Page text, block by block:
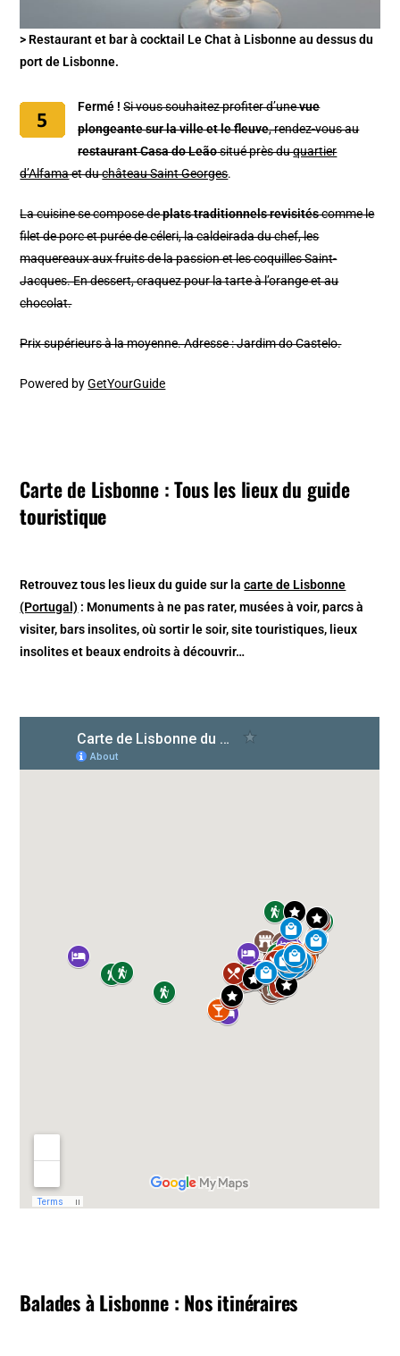
> Restaurant et bar à cocktail Le Chat à Lisbonne au dessus du
port de Lisbonne.
Fermé ! Si vous souhaitez profiter d’unevue
plongeante sur la ville et le fleuve, rendez-vous au
restaurant Casa do Leãositué près duquartier
d’Alfamaet duchâteau Saint Georges.
La cuisine se compose deplats traditionnels revisitéscomme le
filet de porc et purée de céleri, la caldeirada du chef, les
maquereaux aux fruits de la passion et les coquilles Saint-
Jacques. En dessert, craquez pour la tarte à l’orange et au
chocolat.
Prix supérieurs à la moyenne. Adresse : Jardim do Castelo.
Powered byGetYourGuide
Carte de Lisbonne : Tous les lieux du guide
touristique
Retrouvez tous les lieux du guide sur lacarte de Lisbonne
(Portugal) : Monuments à ne pas rater, musées à voir, parcs à
visiter, bars insolites, où sortir le soir, site touristiques, lieux
insolites et beaux endroits à découvrir…
Balades à Lisbonne : Nos itinéraires